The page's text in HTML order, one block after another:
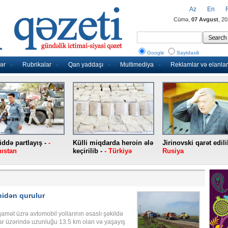
Rubrikalar Qan yaddaşı Multimediya Reklamlar və elanlar
Az En
Cümə, 07 Avgust ,
Google Saytdaxili
partlayış - -
Külli miqdarda heroin ələ
keçirilib - - Türkiyə
Jirinovski qarət
Rusiya
qurulur
üzrə avtomobil yollarının əsaslı şəkildə
üzərində uzunluğu 13.5 km olan və yaşayış